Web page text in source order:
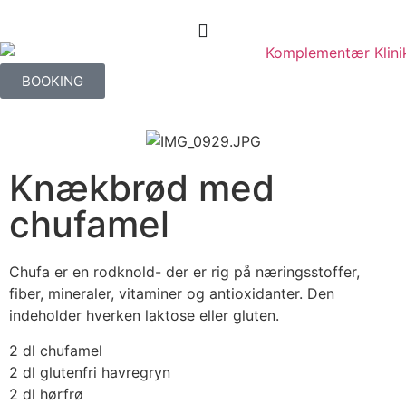
BOOKING
Knækbrød med
chufamel
Chufa er en rodknold- der er rig på næringsstoffer,
fiber, mineraler, vitaminer og antioxidanter. Den
indeholder hverken laktose eller gluten.
2 dl chufamel
2 dl glutenfri havregryn
2 dl hørfrø